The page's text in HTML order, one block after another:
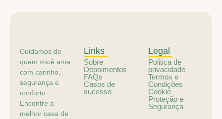
Cuidamos de
quem você ama
com carinho,
segurança e
conforto.
Encontre a
melhor casa de
Links
Sobre
Depoimentos
FAQs
Casos de
sucesso
Legal
Politica de
privacidade
Termos e
Condições
Cookie
Proteção e
Segurança